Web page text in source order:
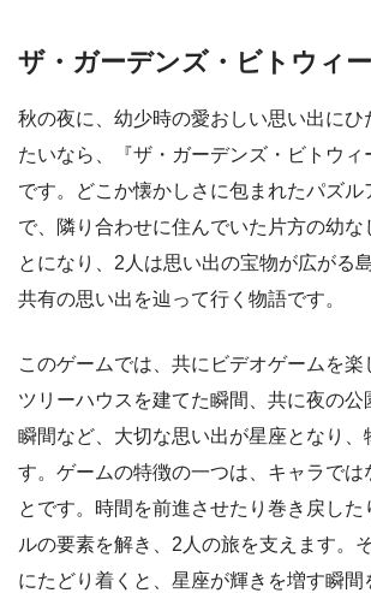
ザ・ガーデンズ・ビトウィ
秋の夜に、幼少時の愛おしい思い出にひ
たいなら、『ザ・ガーデンズ・ビトウィ
です。どこか懐かしさに包まれたパズル
で、隣り合わせに住んでいた片方の幼な
とになり、2人は思い出の宝物が広がる
共有の思い出を辿って行く物語です。
このゲームでは、共にビデオゲームを楽
ツリーハウスを建てた瞬間、共に夜の公
瞬間など、大切な思い出が星座となり、
す。ゲームの特徴の一つは、キャラでは
とです。時間を前進させたり巻き戻した
ルの要素を解き、2人の旅を支えます。
にたどり着くと、星座が輝きを増す瞬間